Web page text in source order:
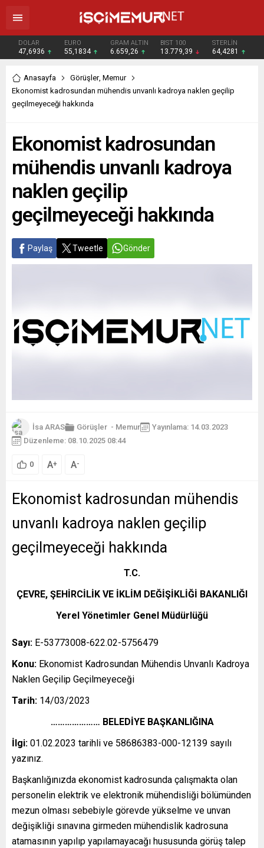
DOLAR
47,6936
EURO
55,1834
GRAM ALTIN
6.659,26
BIST 100
13.779,39
STERLİN
64,4281
Anasayfa Görüşler, Memur
Ekonomist kadrosundan mühendis unvanlı kadroya naklen geçilip
geçilmeyeceği hakkında
Ekonomist kadrosundan
mühendis unvanlı kadroya
naklen geçilip
geçilmeyeceği hakkında
Paylaş Tweetle Gönder
İsa ARAS Görüşler - Memur
Yayınlama: 14.03.2023
Düzenleme: 08.10.2025 08:44
0 A+ A-
Ekonomist kadrosundan mühendis
unvanlı kadroya naklen geçilip
geçilmeyeceği hakkında
T.C.
ÇEVRE, ŞEHİRCİLİK VE İKLİM DEĞİŞİKLİĞİ BAKANLIĞI
Yerel Yönetimler Genel Müdürlüğü
Sayı: E-53773008-622.02-5756479
Konu: Ekonomist Kadrosundan Mühendis Unvanlı Kadroya
Naklen Geçilip Geçilmeyeceği
Tarih: 14/03/2023
………………… BELEDİYE BAŞKANLIĞINA
İlgi: 01.02.2023 tarihli ve 58686383-000-12139 sayılı
yazınız.
Başkanlığınızda ekonomist kadrosunda çalışmakta olan
personelin elektrik ve elektronik mühendisliği bölümünden
mezun olması sebebiyle görevde yükselme ve unvan
değişikliği sınavına girmeden mühendislik kadrosuna
atamasının yapılıp yapılamayacağı hususunda görüş talep